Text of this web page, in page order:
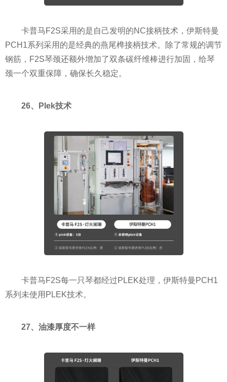
卡普马F2S采用的是自己发明的NC接柄技术，伊斯特曼
PCH1系列采用的是经典的燕尾榫接柄技术。除了常规的调节
钢筋，F2S琴颈还额外增加了双条碳纤维棒进行加固，给琴
颈一个双重保障，确保长久稳定。
26、Plek技术
卡普马F2S每一只琴都经过PLEK处理，伊斯特曼PCH1
系列未使用PLEK技术。
27、油漆厚度不一样